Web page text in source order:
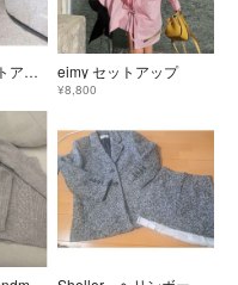
eimyistoire セットアップ eimy セットアップ
¥8,800